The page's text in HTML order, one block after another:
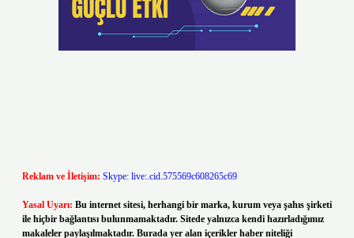
Reklam ve İletişim: Skype: live:.cid.575569c608265c69
Yasal Uyarı: Bu internet sitesi, herhangi bir marka, kurum veya şahıs şirketi
ile hiçbir bağlantısı bulunmamaktadır. Sitede yalnızca kendi hazırladığımız
makaleler paylaşılmaktadır. Burada yer alan içerikler haber niteliği